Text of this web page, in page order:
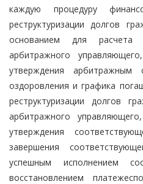
каждую процедуру
реструктуризации долгов
основанием для расчета
арбитражного
утверждения арбитражным
оздоровления и графика
реструктуризации долгов
арбитражного
утверждения
завершения
успешным исполнением
восстановлением